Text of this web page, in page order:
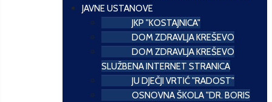
JAVNE USTANOVE
JKP "KOSTAJNICA"
DOM ZDRAVLJA KREŠEVO
DOM ZDRAVLJA KREŠEVO
SLUŽBENA INTERNET STRANICA
JU DJEČJI VRTIĆ "RADOST"
OSNOVNA ŠKOLA "DR. BORIS